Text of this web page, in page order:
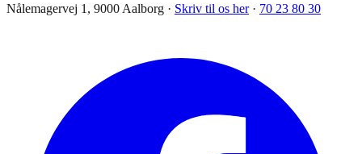
Nålemagervej 1, 9000 Aalborg · Skriv til os her · 70 23 80 30